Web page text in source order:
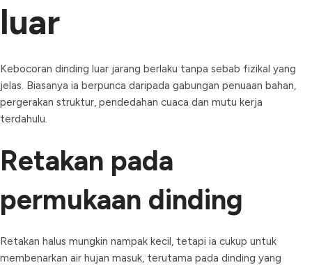
luar
Kebocoran dinding luar jarang berlaku tanpa sebab fizikal yang
jelas. Biasanya ia berpunca daripada gabungan penuaan bahan,
pergerakan struktur, pendedahan cuaca dan mutu kerja
terdahulu.
Retakan pada
permukaan dinding
Retakan halus mungkin nampak kecil, tetapi ia cukup untuk
membenarkan air hujan masuk, terutama pada dinding yang